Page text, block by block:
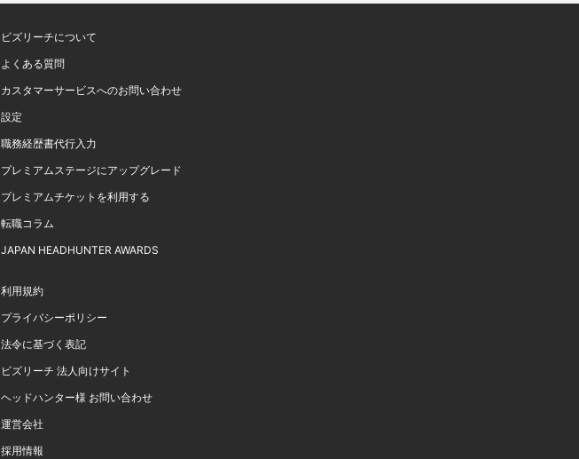
ビズリーチについて
よくある質問
カスタマーサービスへのお問い合わせ
設定
職務経歴書代行入力
プレミアムステージにアップグレード
プレミアムチケットを利用する
転職コラム
JAPAN HEADHUNTER AWARDS
利用規約
プライバシーポリシー
法令に基づく表記
ビズリーチ 法人向けサイト
ヘッドハンター様 お問い合わせ
運営会社
採用情報